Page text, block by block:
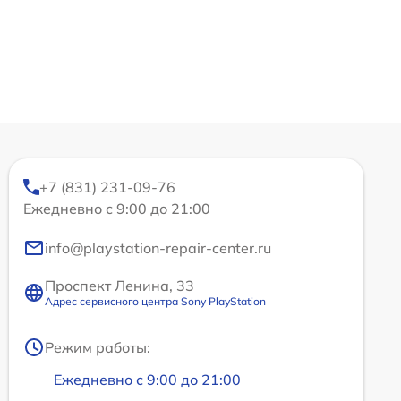
+7 (831) 231-09-76
Ежедневно с 9:00 до 21:00
info@playstation-repair-center.ru
Проспект Ленина, 33
Адрес сервисного центра Sony PlayStation
Режим работы:
Ежедневно с 9:00 до 21:00